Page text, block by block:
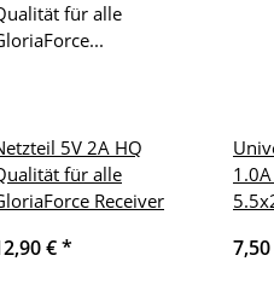
5V 2A HQ
für alle
Receiver
€*